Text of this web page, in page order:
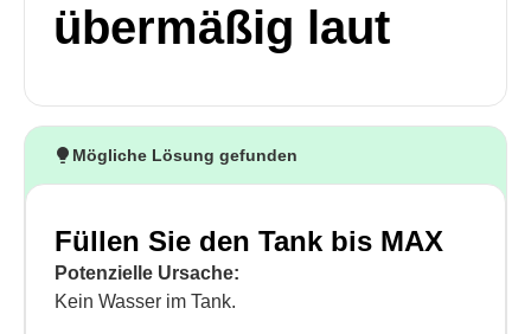
übermäßig laut
Mögliche Lösung gefunden
Füllen Sie den Tank bis MAX
Potenzielle Ursache:
Kein Wasser im Tank.